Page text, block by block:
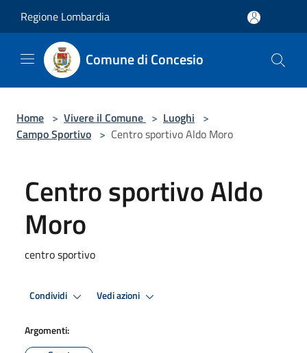
Regione Lombardia
Comune di Concesio
Home > Vivere il Comune > Luoghi >
Campo Sportivo > Centro sportivo Aldo Moro
Centro sportivo Aldo
Moro
centro sportivo
Condividi Vedi azioni
Argomenti: